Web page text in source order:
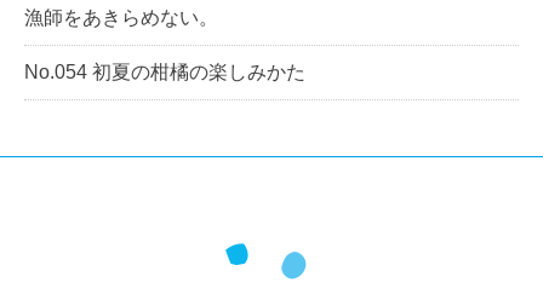
漁師をあきらめない。
No.054 初夏の柑橘の楽しみかた